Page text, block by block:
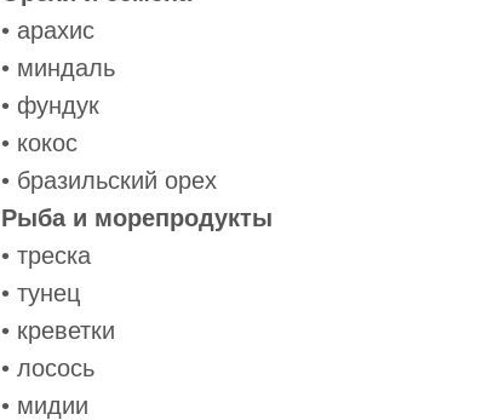
• арахис
• миндаль
• фундук
• кокос
• бразильский орех
Рыба и морепродукты
• треска
• тунец
• креветки
• лосось
• мидии